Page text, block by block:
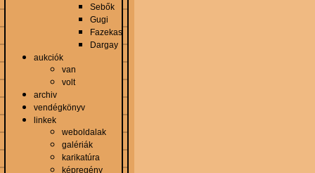
Sebők
Gugi
Fazekas
Dargay
aukciók
van
volt
archiv
vendégkönyv
linkek
weboldalak
galériák
karikatúra
képregény